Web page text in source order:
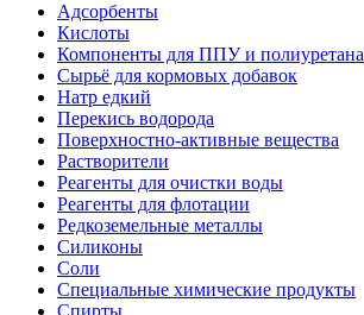
Адсорбенты
Кислоты
Компоненты для ППУ и полиуретана
Сырьё для кормовых добавок
Натр едкий
Перекись водорода
Поверхностно-активные вещества
Растворители
Реагенты для очистки воды
Реагенты для флотации
Редкоземельные металлы
Силиконы
Соли
Специальные химические продукты
Спирты